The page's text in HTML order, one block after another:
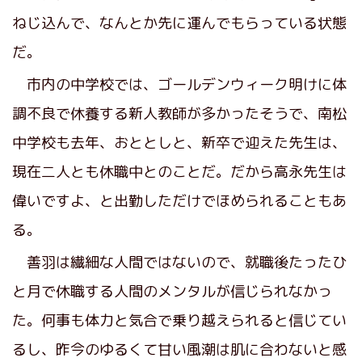
ねじ込んで、なんとか先に運んでもらっている状態
だ。
市内の中学校では、ゴールデンウィーク明けに体
調不良で休養する新人教師が多かったそうで、南松
中学校も去年、おととしと、新卒で迎えた先生は、
現在二人とも休職中とのことだ。だから高永先生は
偉いですよ、と出勤しただけでほめられることもあ
る。
善羽は繊細な人間ではないので、就職後たったひ
と月で休職する人間のメンタルが信じられなかっ
た。何事も体力と気合で乗り越えられると信じてい
るし、昨今のゆるくて甘い風潮は肌に合わないと感